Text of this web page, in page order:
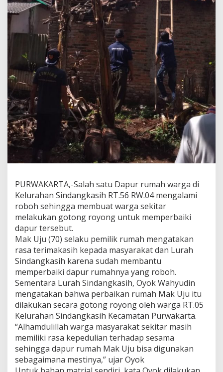
PURWAKARTA,-Salah satu Dapur rumah warga di
Kelurahan Sindangkasih RT.56 RW.04 mengalami
roboh sehingga membuat warga sekitar
melakukan gotong royong untuk memperbaiki
dapur tersebut.
Mak Uju (70) selaku pemilik rumah mengatakan
rasa terimakasih kepada masyarakat dan Lurah
Sindangkasih karena sudah membantu
memperbaiki dapur rumahnya yang roboh.
Sementara Lurah Sindangkasih, Oyok Wahyudin
mengatakan bahwa perbaikan rumah Mak Uju itu
dilakukan secara gotong royong oleh warga RT.05
Kelurahan Sindangkasih Kecamatan Purwakarta.
“Alhamdulillah warga masyarakat sekitar masih
memiliki rasa kepedulian terhadap sesama
sehingga dapur rumah Mak Uju bisa digunakan
sebagaimana mestinya,” ujar Oyok